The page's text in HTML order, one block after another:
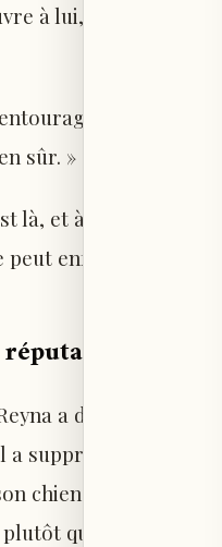
à lui, à condition
qui te
sûr. »
là, et à 23 ans,
enfin commencer.
a décidé
a supprimé
chien, ou à jouer au
que de fixer son